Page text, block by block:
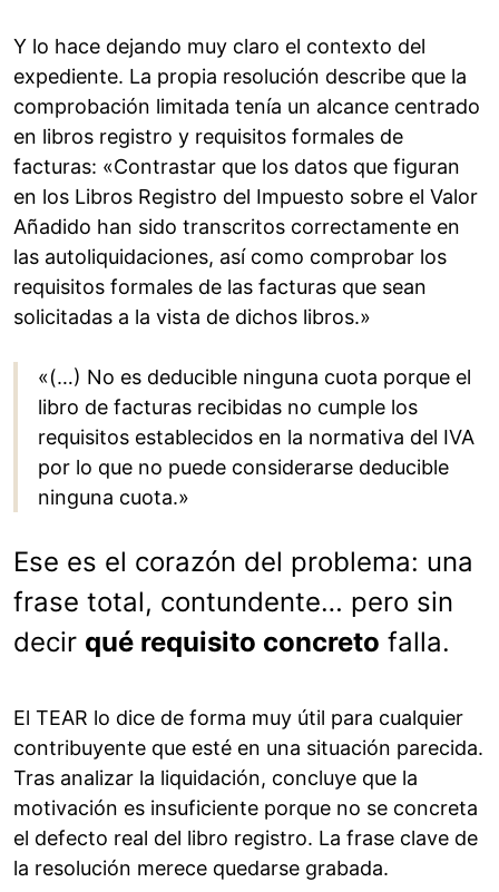
Y lo hace dejando muy claro el contexto del
expediente. La propia resolución describe que la
comprobación limitada tenía un alcance centrado
en libros registro y requisitos formales de
facturas: «Contrastar que los datos que figuran
en los Libros Registro del Impuesto sobre el Valor
Añadido han sido transcritos correctamente en
las autoliquidaciones, así como comprobar los
requisitos formales de las facturas que sean
solicitadas a la vista de dichos libros.»
«(…) No es deducible ninguna cuota porque el
libro de facturas recibidas no cumple los
requisitos establecidos en la normativa del IVA
por lo que no puede considerarse deducible
ninguna cuota.»
Ese es el corazón del problema: una
frase total, contundente… pero sin
decir qué requisito concreto falla.
El TEAR lo dice de forma muy útil para cualquier
contribuyente que esté en una situación parecida.
Tras analizar la liquidación, concluye que la
motivación es insuficiente porque no se concreta
el defecto real del libro registro. La frase clave de
la resolución merece quedarse grabada.